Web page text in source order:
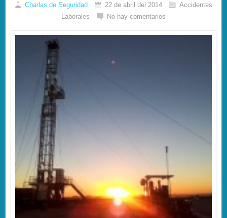
Charlas de Seguridad 22 de abril del 2014
Accidentes
Laborales
No hay comentarios